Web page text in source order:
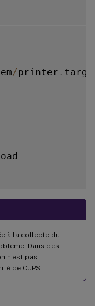
/printer .
à la collecte du
Dans des
n’est pas
de CUPS.